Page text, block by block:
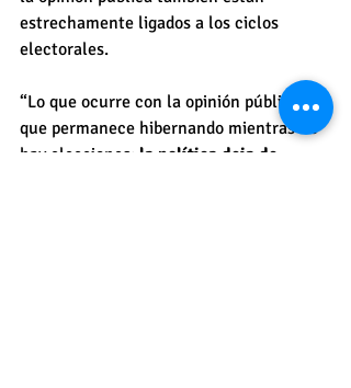
estrechamente ligados a los ciclos
electorales.
“Lo que ocurre con la opinión pública es
que permanece hibernando mientras no
hay elecciones: la política deja de